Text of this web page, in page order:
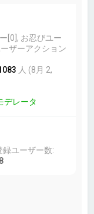
[0], お忍びユー
ザーアクション
人 (8月 2,
デレータ
録ユーザー数: